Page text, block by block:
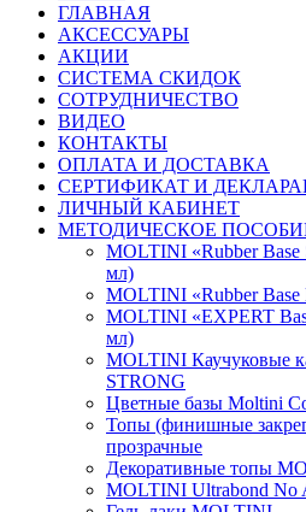
ГЛАВНАЯ
АКСЕССУАРЫ
АКЦИИ
СИСТЕМА СКИДОК
СОТРУДНИЧЕСТВО
ВИДЕО
КОНТАКТЫ
ОПЛАТА И ДОСТАВКА
СЕРТИФИКАТ И
ЛИЧНЫЙ КАБИНЕТ
МЕТОДИЧЕСКОЕ
MOLTINI «Rubber Base
мл)
MOLTINI «Rubber
MOLTINI «EXPERT
мл)
MOLTINI Каучуковые
STRONG
Цветные базы Moltini
Топы (финишные
прозрачные
Декоративные топы
MOLTINI Ultrabond No